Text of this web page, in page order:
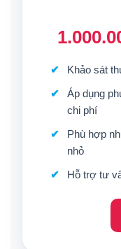
Khảo sát
Áp dụng
chi phí
Phù hợp
nhỏ
Hỗ trợ tư